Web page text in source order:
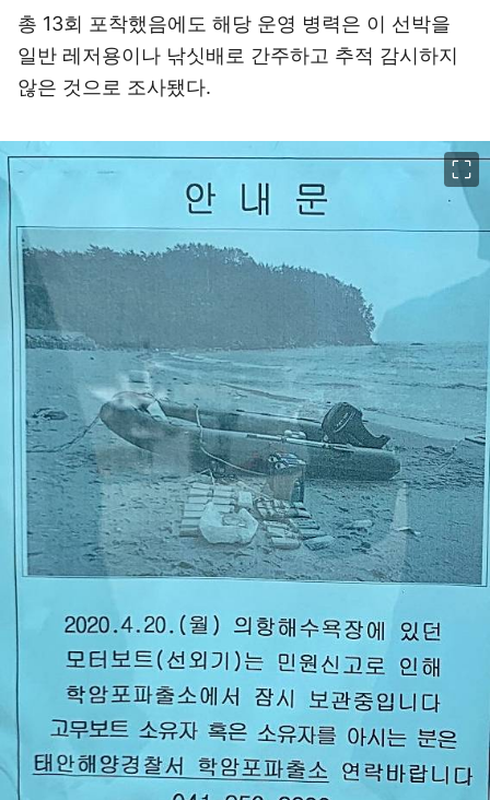
총 13회 포착했음에도 해당 운영 병력은 이 선박을
일반 레저용이나 낚싯배로 간주하고 추적 감시하지
않은 것으로 조사됐다.